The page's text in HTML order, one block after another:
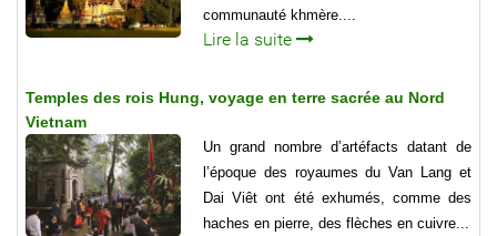
communauté khmère....
Lire la suite
Temples des rois Hung, voyage en terre sacrée au Nord
Vietnam
Un grand nombre d’artéfacts datant de
l’époque des royaumes du Van Lang et
Dai Viêt ont été exhumés, comme des
haches en pierre, des flèches en cuivre...